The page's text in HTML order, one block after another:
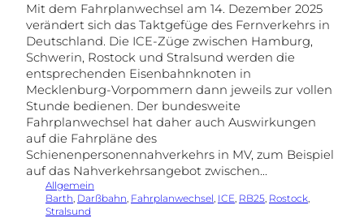
Mit dem Fahrplanwechsel am 14. Dezember 2025
verändert sich das Taktgefüge des Fernverkehrs in
Deutschland. Die ICE-Züge zwischen Hamburg,
Schwerin, Rostock und Stralsund werden die
entsprechenden Eisenbahnknoten in
Mecklenburg-Vorpommern dann jeweils zur vollen
Stunde bedienen. Der bundesweite
Fahrplanwechsel hat daher auch Auswirkungen
auf die Fahrpläne des
Schienenpersonennahverkehrs in MV, zum Beispiel
auf das Nahverkehrsangebot zwischen…
Allgemein
Barth Darßbahn Fahrplanwechsel ICE RB25 Rostock
Stralsund